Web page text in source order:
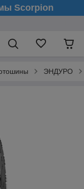
Scorpion
ЭНДУРО